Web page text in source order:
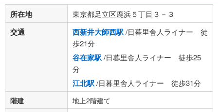
所在地 東京都足立区鹿浜５丁目３－３
交通 西新井大師西駅/日暮里舎人ライナー 徒
歩21分
谷在家駅/日暮里舎人ライナー 徒歩25
分
江北駅/日暮里舎人ライナー 徒歩31分
階建
地上2階建て